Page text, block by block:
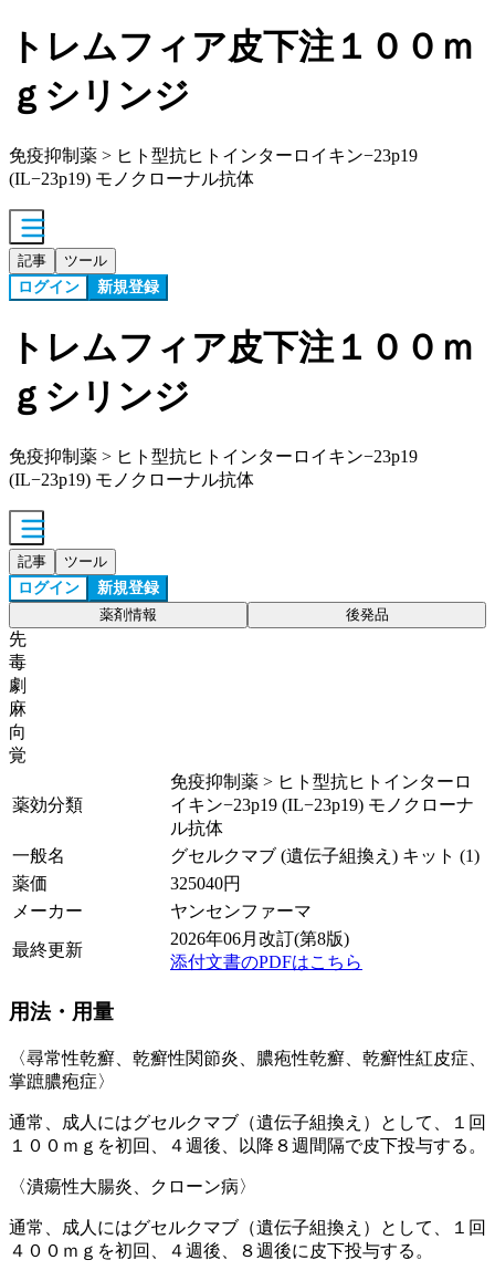
トレムフィア皮下注１００ｍ
ｇシリンジ
免疫抑制薬 > ヒト型抗ヒトインターロイキン−23p19
(IL−23p19) モノクローナル抗体
記事 ツール
ログイン 新規登録
トレムフィア皮下注１００ｍ
ｇシリンジ
免疫抑制薬 > ヒト型抗ヒトインターロイキン−23p19
(IL−23p19) モノクローナル抗体
記事 ツール
ログイン 新規登録
薬剤情報 後発品
先
毒
劇
麻
向
覚
薬効分類
免疫抑制薬 > ヒト型抗ヒトインターロ
イキン−23p19 (IL−23p19) モノクローナ
ル抗体
一般名
グセルクマブ (遺伝子組換え) キット (1)
薬価
325040円
メーカー
ヤンセンファーマ
最終更新
2026年06月改訂(第8版)
添付文書のPDFはこちら
用法・用量
〈尋常性乾癬、乾癬性関節炎、膿疱性乾癬、乾癬性紅皮症、
掌蹠膿疱症〉
通常、成人にはグセルクマブ（遺伝子組換え）として、１回
１００ｍｇを初回、４週後、以降８週間隔で皮下投与する。
〈潰瘍性大腸炎、クローン病〉
通常、成人にはグセルクマブ（遺伝子組換え）として、１回
４００ｍｇを初回、４週後、８週後に皮下投与する。